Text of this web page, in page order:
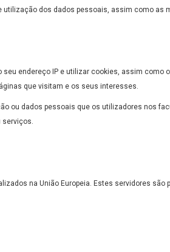
dos dados pessoais, assim como
endereço IP e utilizar cookies, assim
que visitam e os seus interesses.
ou dados pessoais que os utilizadores nos
serviços.
na União Europeia. Estes servidores